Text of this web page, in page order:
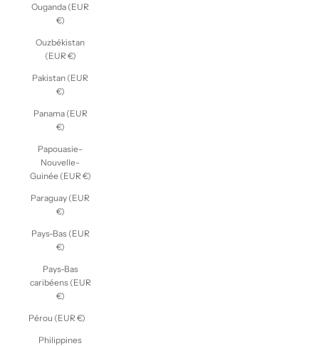
Ouganda (EUR
€)
Ouzbékistan
(EUR €)
Pakistan (EUR
€)
Panama (EUR
€)
Papouasie-
Nouvelle-
Guinée (EUR €)
Paraguay (EUR
€)
Pays-Bas (EUR
€)
Pays-Bas
caribéens (EUR
€)
Pérou (EUR €)
Philippines